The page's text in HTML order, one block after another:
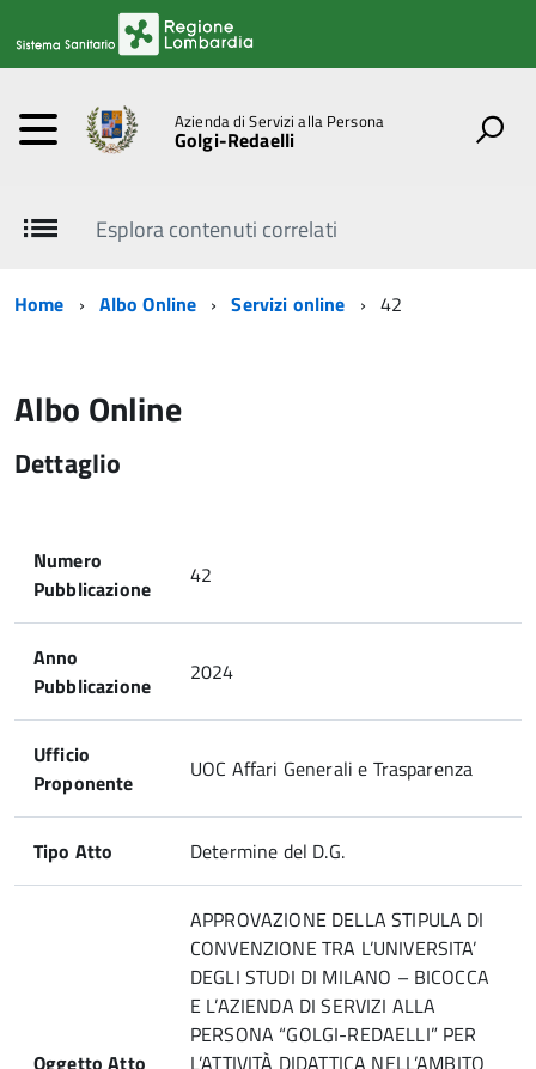
Azienda di Servizi alla Persona
Golgi-Redaelli
Esplora contenuti correlati
Home Albo Online Servizi online 42
Albo Online
Dettaglio
Numero
Pubblicazione
42
Anno
Pubblicazione
2024
Ufficio
Proponente
UOC Affari Generali e Trasparenza
Tipo Atto Determine del D.G.
Oggetto Atto
APPROVAZIONE DELLA STIPULA DI
CONVENZIONE TRA L’UNIVERSITA’
DEGLI STUDI DI MILANO – BICOCCA
E L’AZIENDA DI SERVIZI ALLA
PERSONA “GOLGI-REDAELLI” PER
L’ATTIVITÀ DIDATTICA NELL’AMBITO